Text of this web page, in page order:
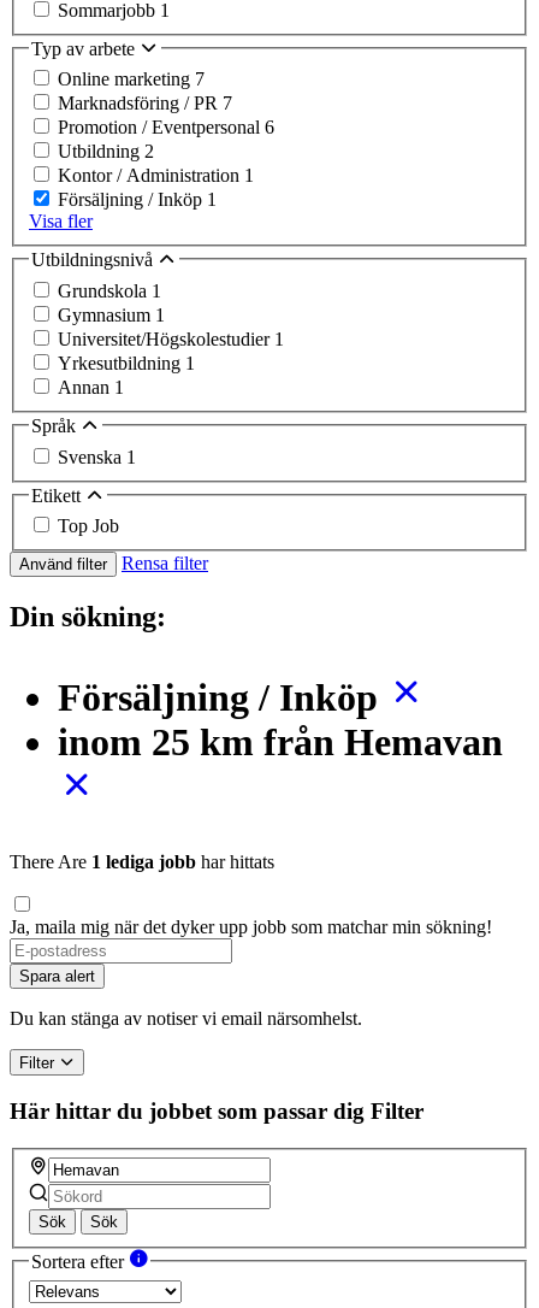
Sommarjobb 1
Typ av arbete
Online marketing 7
Marknadsföring / PR 7
Promotion / Eventpersonal 6
Utbildning 2
Kontor / Administration 1
Försäljning / Inköp 1
Visa fler
Utbildningsnivå
Grundskola 1
Gymnasium 1
Universitet/Högskolestudier 1
Yrkesutbildning 1
Annan 1
Språk
Svenska 1
Etikett
Top Job
Använd filter Rensa filter
Din sökning:
Försäljning / Inköp
inom 25 km från Hemavan
There Are 1 lediga jobb har hittats
Ja, maila mig när det dyker upp jobb som matchar min sökning!
If
you
are
a
ignore
this
field
Spara alert
Du kan stänga av notiser vi email närsomhelst.
Filter
Här hittar du jobbet som passar dig Filter
Sök Sök
Sortera efter